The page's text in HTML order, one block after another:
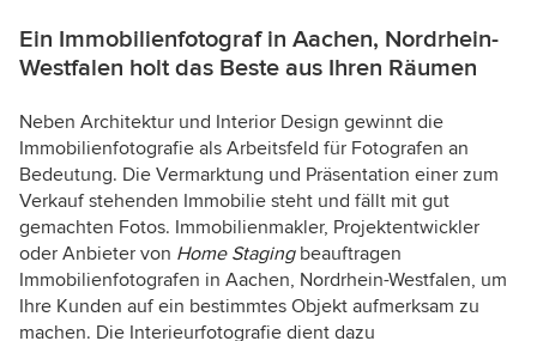
Ein Immobilienfotograf in Aachen, Nordrhein-
Westfalen holt das Beste aus Ihren Räumen
Neben Architektur und Interior Design gewinnt die
Immobilienfotografie als Arbeitsfeld für Fotografen an
Bedeutung. Die Vermarktung und Präsentation einer zum
Verkauf stehenden Immobilie steht und fällt mit gut
gemachten Fotos. Immobilienmakler, Projektentwickler
oder Anbieter von Home Stagingbeauftragen
Immobilienfotografen in Aachen, Nordrhein-Westfalen, um
Ihre Kunden auf ein bestimmtes Objekt aufmerksam zu
machen. Die Interieurfotografie dient dazu